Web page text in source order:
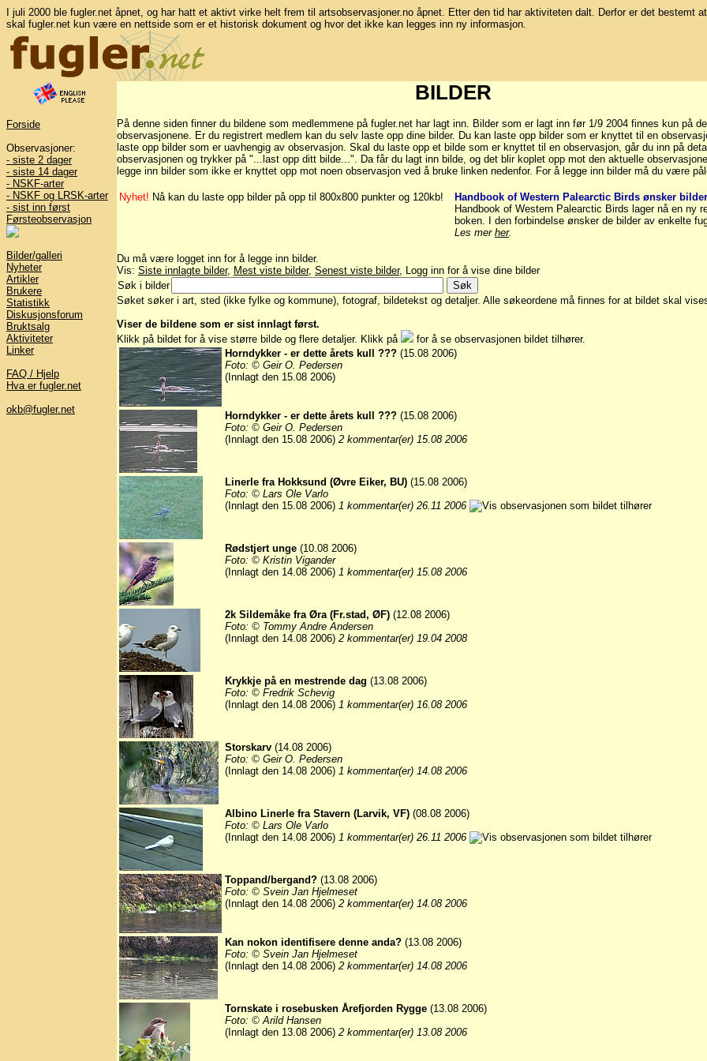
I juli 2000 ble fugler.net åpnet, og har hatt et aktivt virke helt frem til artsobservasjoner.no åpnet. Etter den tid har aktiviteten dalt. Derfor er det bestemt
skal fugler.net kun være en nettside som er et historisk dokument og hvor det ikke kan legges inn ny informasjon.
Forside
Observasjoner:
- siste 2 dager
- siste 14 dager
- NSKF-arter
- NSKF og LRSK-arter
- sist inn først
Førsteobservasjon
Bilder/galleri
Nyheter
Artikler
Brukere
Statistikk
Diskusjonsforum
Bruktsalg
Aktiviteter
Linker
FAQ / Hjelp
Hva er fugler.net
okb@fugler.net
BILDER
På denne siden finner du bildene som medlemmene på fugler.net har lagt inn. Bilder som er lagt inn før 1/9 2004 finnes kun på
observasjonene. Er du registrert medlem kan du selv laste opp dine bilder. Du kan laste opp bilder som er knyttet til en
laste opp bilder som er uavhengig av observasjon. Skal du laste opp et bilde som er knyttet til en observasjon, går du inn på
observasjonen og trykker på "...last opp ditt bilde...". Da får du lagt inn bilde, og det blir koplet opp mot den aktuelle
legge inn bilder som ikke er knyttet opp mot noen observasjon ved å bruke linken nedenfor. For å legge inn bilder må du være
Nyhet! Nå kan du laste opp bilder på opp til 800x800 punkter og 120kb!
Handbook of Western Palearctic Birds ønsker
Handbook of Western Palearctic Birds lager nå en ny
boken. I den forbindelse ønsker de bilder av enkelte
Les mer her.
Du må være logget inn for å legge inn bilder.
Vis: Siste innlagte bilder, Mest viste bilder, Senest viste bilder, Logg inn for å vise dine bilder
Søk i bilder
Søket søker i art, sted (ikke fylke og kommune), fotograf, bildetekst og detaljer. Alle søkeordene må finnes for at bildet skal
Viser de bildene som er sist innlagt først.
Klikk på bildet for å vise større bilde og flere detaljer. Klikk på
for å se observasjonen bildet tilhører.
Horndykker - er dette årets kull ??? (15.08 2006)
Foto: © Geir O. Pedersen
(Innlagt den 15.08 2006)
Horndykker - er dette årets kull ??? (15.08 2006)
Foto: © Geir O. Pedersen
(Innlagt den 15.08 2006) 2 kommentar(er) 15.08 2006
Linerle fra Hokksund (Øvre Eiker, BU) (15.08 2006)
Foto: © Lars Ole Varlo
(Innlagt den 15.08 2006) 1 kommentar(er) 26.11 2006
Rødstjert unge (10.08 2006)
Foto: © Kristin Vigander
(Innlagt den 14.08 2006) 1 kommentar(er) 15.08 2006
2k Sildemåke fra Øra (Fr.stad, ØF) (12.08 2006)
Foto: © Tommy Andre Andersen
(Innlagt den 14.08 2006) 2 kommentar(er) 19.04 2008
Krykkje på en mestrende dag (13.08 2006)
Foto: © Fredrik Schevig
(Innlagt den 14.08 2006) 1 kommentar(er) 16.08 2006
Storskarv (14.08 2006)
Foto: © Geir O. Pedersen
(Innlagt den 14.08 2006) 1 kommentar(er) 14.08 2006
Albino Linerle fra Stavern (Larvik, VF) (08.08 2006)
Foto: © Lars Ole Varlo
(Innlagt den 14.08 2006) 1 kommentar(er) 26.11 2006
Toppand/bergand? (13.08 2006)
Foto: © Svein Jan Hjelmeset
(Innlagt den 14.08 2006) 2 kommentar(er) 14.08 2006
Kan nokon identifisere denne anda? (13.08 2006)
Foto: © Svein Jan Hjelmeset
(Innlagt den 14.08 2006) 2 kommentar(er) 14.08 2006
Tornskate i rosebusken Årefjorden Rygge (13.08 2006)
Foto: © Arild Hansen
(Innlagt den 13.08 2006) 2 kommentar(er) 13.08 2006